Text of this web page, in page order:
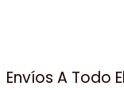
Envíos A Todo